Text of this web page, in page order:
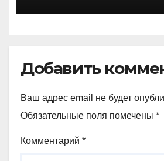
Добавить
Ваш адрес email не будет
Обязательные поля помечены *
Комментарий *